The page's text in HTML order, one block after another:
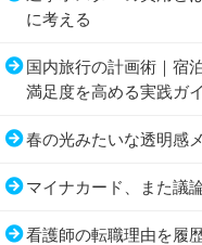
に考える
国内旅行の計画術｜宿
満足度を高める実践ガ
春の光みたいな透明感
マイナカード、また議
看護師の転職理由を履